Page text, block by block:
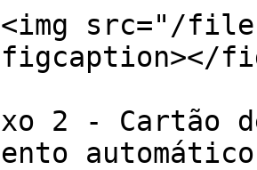
src="/
2 - Cartão
automático